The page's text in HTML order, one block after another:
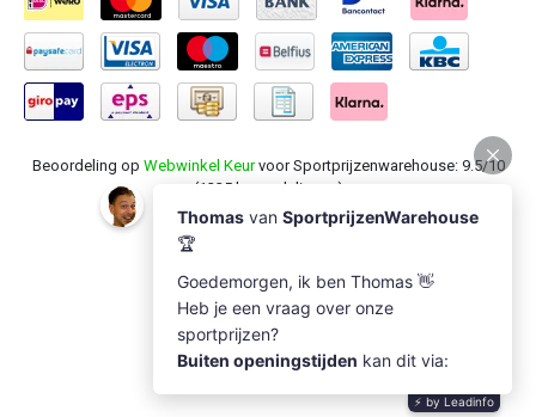
Beoordeling op Webwinkel Keurvoor Sportprijzenwarehouse: 9.5/10
(1235 beoordelingen)